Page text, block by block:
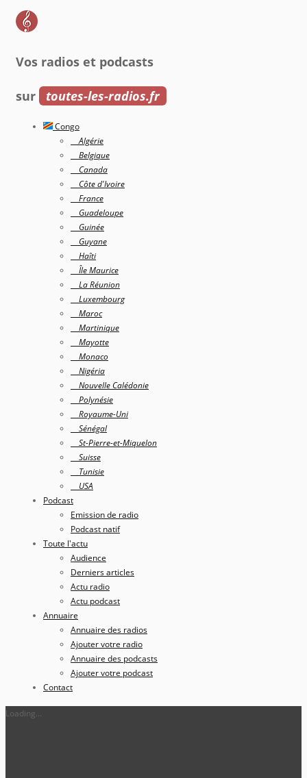
Vos radios et podcasts
sur toutes-les-radios.fr
Congo
Algérie
Belgique
Canada
Côte d'Ivoire
France
Guadeloupe
Guinée
Guyane
Haîti
Île Maurice
La Réunion
Luxembourg
Maroc
Martinique
Mayotte
Monaco
Nigéria
Nouvelle Calédonie
Polynésie
Royaume-Uni
Sénégal
St-Pierre-et-Miquelon
Suisse
Tunisie
USA
Podcast
Emission de radio
Podcast natif
Toute l'actu
Audience
Derniers articles
Actu radio
Actu podcast
Annuaire
Annuaire des radios
Ajouter votre radio
Annuaire des podcasts
Ajouter votre podcast
Contact
Loading...